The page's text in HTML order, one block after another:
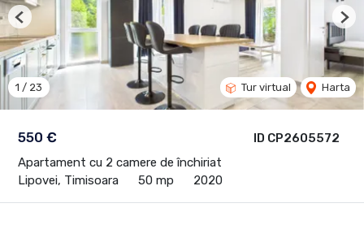
ID CP2605572
550 €
Apartament cu 2 camere de închiriat
Lipovei, Timisoara
50 mp 2020
1 / 23 Tur virtual Harta
Previous